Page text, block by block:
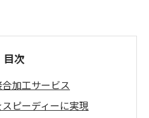
目次
加工サービス
ピーディーに実現